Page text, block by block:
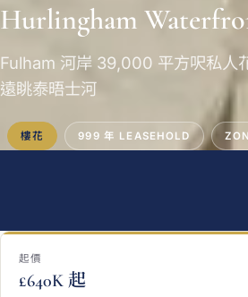
Hurlingham
Fulham 河岸 39,000 平方呎私人
遠眺泰晤士河
樓花 999 年 LEASEHOLD
起價
£640K 起